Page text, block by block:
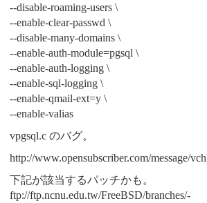
--disable-roaming-users \
--enable-clear-passwd \
--disable-many-domains \
--enable-auth-module=pgsql \
--enable-auth-logging \
--enable-sql-logging \
--enable-qmail-ext=y \
--enable-valias
vpgsql.c のバグ。
http://www.opensubscriber.com/message/
下記が該当するパッチかも。
ftp://ftp.ncnu.edu.tw/FreeBSD/branches/-